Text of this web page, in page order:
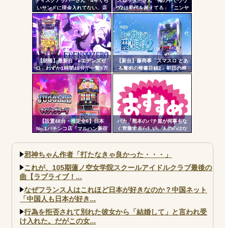
いサンドに現金入れてない。店
からゴキブリレベルに嫌われて
る自信ある」
ヴ2は初代を超えてる」「ニンヤ
メで状況が一変するのも良いス
パイスになってる」
【朗報】最新台「eエデンズゼ
ロ」わずか1時間48分で一撃9万
5000発コンプリートを達成して
しまうｗ 究極LT期待出玉2万発
超えの現行最強スペックは伊達
じゃないな…
【新台】藤商事「スマスロ とあ
る魔術の禁書目録2」初日の感
想・評判まとめ！噛み合った瞬
間はめっちゃおもろい。全6&コ
ンプリートデータも
【設置48台・推定全6】日本
No.1パチンコ店「マルハン新宿
ー、とんでもない事になるｗｗ
ｗｗｗ
バカ「熊本のパチ屋が何事もな
く営業するらしい。人の心はな
がるヤツって害悪だよな
邪神ちゃん作者「打たなきゃ良かった・・・」
これが、105期蓮ノ空女学院スクールアイドルクラブ最後の
曲【ラブライブ！...
なぜフランス人はこれほど日本が好きなのか？中国ネット
「中国人も日本が好き...
行為を拒否されて別れた彼女から「結婚して」と言われ受
け入れた。だがこの女...